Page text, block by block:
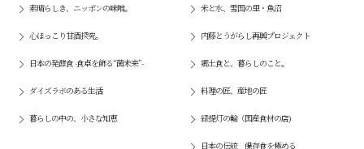
素晴らしき、ニッポンの味噌。
心ほっこり甘酒探究。
日本の発酵食 -食卓を飾る“菌未来”-
ダイズラボのある生活
暮らしの中の、小さな知恵
米と水、雪国の里・魚沼
内藤とうがらし再興プロジェクト
郷土食と、暮らしのこと。
料理の匠、産地の匠
緑提灯の輪（国産食材の店)
日本の伝統 保存食を極める